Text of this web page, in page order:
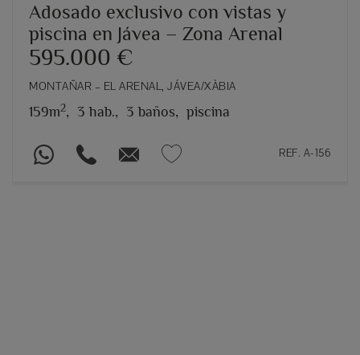
Adosado exclusivo con vistas y
piscina en Jávea – Zona Arenal
595.000 €
MONTAÑAR – EL ARENAL, JÁVEA/XÀBIA
159m2, 3 hab., 3 baños, piscina
REF. A-156